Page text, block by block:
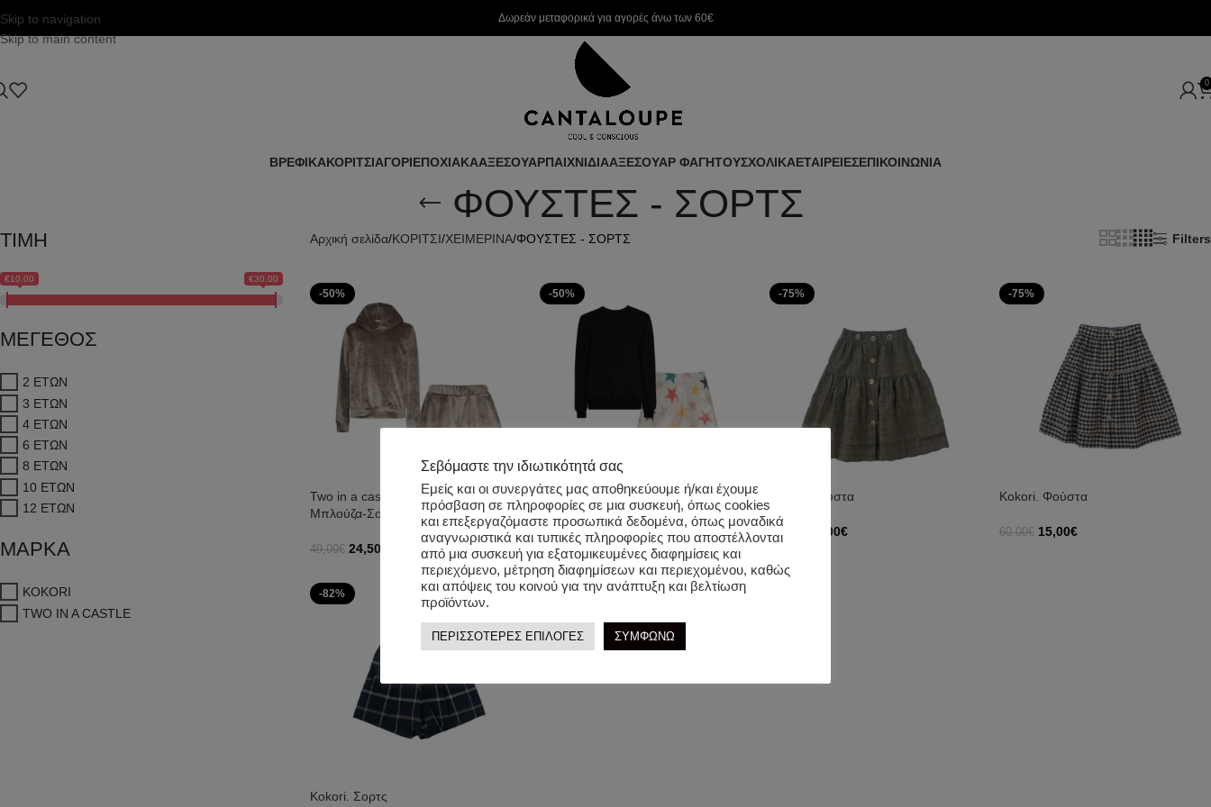
Skip to navigation
Skip to main content
Δωρεάν μεταφορικά για αγορές άνω των 60€
0
ΒΡΕΦΙΚΑΚΟΡΙΤΣΙΑΓΟΡΙΕΠΟΧΙΑΚΑΑΞΕΣΟΥΑΡΠΑΙΧΝΙΔΙΑΑΞΕΣΟΥΑΡ ΦΑΓΗΤΟΥΣΧΟΛΙΚΑΕΤΑΙΡΕΙΕΣΕΠΙΚΟΙΝΩΝΙΑ
ΦΟΥΣΤΕΣ - ΣΟΡΤΣ
ΤΙΜΗ
€10.00 €30.00
ΜΕΓΕΘΟΣ
2 ΕΤΩΝ
3 ΕΤΩΝ
4 ΕΤΩΝ
6 ΕΤΩΝ
8 ΕΤΩΝ
10 ΕΤΩΝ
12 ΕΤΩΝ
ΜΑΡΚΑ
KOKORI
TWO IN A CASTLE
Αρχική σελίδα ΚΟΡΙΤΣΙ ΧΕΙΜΕΡΙΝΑ ΦΟΥΣΤΕΣ - ΣΟΡΤΣ Filters
-50%
Two in a castle. Βελουτέ Σετ
Μπλούζα-Σορτς
49,00€ 24,50
-50%
Two in a castle. Σετ Stars Παγιέτα
Σορτς-Μπλούζα Φούτερ
54,00€ 27,00€
Επιλογή
-75%
Kokori.Φούστα
60,00 15,00€
-75%
Kokori. Φούστα
60,00€ 15,00€
-82%
Kokori. Σορτς
Σεβόμαστε την ιδιωτικότητά σας
Εμείς και οι συνεργάτες μας αποθηκεύουμε ή/και έχουμε
πρόσβαση σε πληροφορίες σε μια συσκευή, όπως cookies
και επεξεργαζόμαστε προσωπικά δεδομένα, όπως μοναδικά
αναγνωριστικά και τυπικές πληροφορίες που αποστέλλονται
από μια συσκευή για εξατομικευμένες διαφημίσεις και
περιεχόμενο, μέτρηση διαφημίσεων και περιεχομένου, καθώς
και απόψεις του κοινού για την ανάπτυξη και βελτίωση
προϊόντων.
ΠΕΡΙΣΣΟΤΕΡΕΣ ΕΠΙΛΟΓΕΣ ΣΥΜΦΩΝΩ